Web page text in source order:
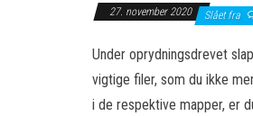
27. november 2020 Slået fra
Under oprydningsdrevet
vigtige filer, som du ikke
i de respektive mapper, er